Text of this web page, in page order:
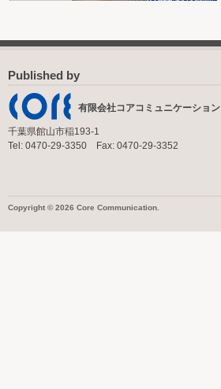
Published by
有限会社コアコミュニケーション
千葉県館山市稲193-1
Tel: 0470-29-3350 Fax: 0470-29-3352
Copyright © 2026 Core Communication.